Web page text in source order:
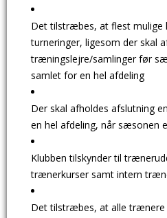
​Det tilstræbes, at flest mulige
turneringer, ligesom der skal
træningslejre/samlinger før
samlet for en hel afdeling
Der skal afholdes afslutning
en hel afdeling, når sæsonen
Klubben tilskynder til
trænerkurser samt intern
Det tilstræbes, at alle trænere